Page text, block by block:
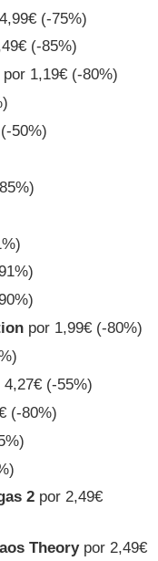
(-75%)
(-85%)
por 1,19€ (-80%)
50%)
por 1,99€ (-80%)
(-55%)
(-80%)
2 por 2,49€
Theorypor 2,49€